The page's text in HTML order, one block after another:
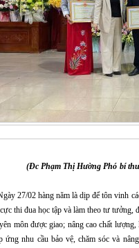
(Đc Phạm Thị Hường Phó bí
02 hàng năm là dịp để tôn vinh các
thi đua học tập và làm theo tư tưởng,
môn được giao; nâng cao chất
ứng nhu cầu bảo vệ, chăm sóc và